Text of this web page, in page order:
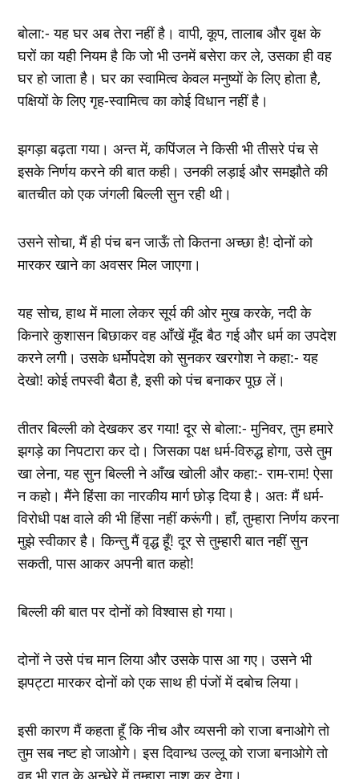
बोला:- यह घर अब तेरा नहीं है। वापी, कूप, तालाब और वृक्ष के
घरों का यही नियम है कि जो भी उनमें बसेरा कर ले, उसका ही वह
घर हो जाता है। घर का स्वामित्व केवल मनुष्यों के लिए होता है,
पक्षियों के लिए गृह-स्वामित्व का कोई विधान नहीं है।
झगड़ा बढ़ता गया। अन्त में, कपिंजल ने किसी भी तीसरे पंच से
इसके निर्णय करने की बात कही। उनकी लड़ाई और समझौते की
बातचीत को एक जंगली बिल्ली सुन रही थी।
उसने सोचा, मैं ही पंच बन जाऊँ तो कितना अच्छा है! दोनों को
मारकर खाने का अवसर मिल जाएगा।
यह सोच, हाथ में माला लेकर सूर्य की ओर मुख करके, नदी के
किनारे कुशासन बिछाकर वह आँखें मूँद बैठ गई और धर्म का उपदेश
करने लगी। उसके धर्मोपदेश को सुनकर खरगोश ने कहा:- यह
देखो! कोई तपस्वी बैठा है, इसी को पंच बनाकर पूछ लें।
तीतर बिल्ली को देखकर डर गया! दूर से बोला:- मुनिवर, तुम हमारे
झगड़े का निपटारा कर दो। जिसका पक्ष धर्म-विरुद्ध होगा, उसे तुम
खा लेना, यह सुन बिल्ली ने आँख खोली और कहा:- राम-राम! ऐसा
न कहो। मैंने हिंसा का नारकीय मार्ग छोड़ दिया है। अतः मैं धर्म-
विरोधी पक्ष वाले की भी हिंसा नहीं करूंगी। हाँ, तुम्हारा निर्णय करना
मुझे स्वीकार है। किन्तु मैं वृद्ध हूँ! दूर से तुम्हारी बात नहीं सुन
सकती, पास आकर अपनी बात कहो!
बिल्ली की बात पर दोनों को विश्वास हो गया।
दोनों ने उसे पंच मान लिया और उसके पास आ गए। उसने भी
झपट्टा मारकर दोनों को एक साथ ही पंजों में दबोच लिया।
इसी कारण मैं कहता हूँ कि नीच और व्यसनी को राजा बनाओगे तो
तुम सब नष्ट हो जाओगे। इस दिवान्ध उल्लू को राजा बनाओगे तो
वह भी रात के अन्धेरे में तुम्हारा नाश कर देगा।